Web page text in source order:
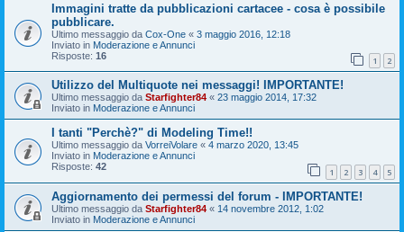
Immagini tratte da pubblicazioni cartacee - cosa è possibile
pubblicare.
Ultimo messaggio da Cox-One « 3 maggio 2016, 12:18
Inviato in Moderazione e Annunci
Risposte: 16 1 2
Utilizzo del Multiquote nei messaggi! IMPORTANTE!
Ultimo messaggio da Starfighter84 « 23 maggio 2014, 17:32
Inviato in Moderazione e Annunci
I tanti "Perchè?" di Modeling Time!!
Ultimo messaggio da VorreiVolare « 4 marzo 2020, 13:45
Inviato in Moderazione e Annunci
Risposte: 42 1 2 3 4 5
Aggiornamento dei permessi del forum - IMPORTANTE!
Ultimo messaggio da Starfighter84 « 14 novembre 2012, 1:02
Inviato in Moderazione e Annunci